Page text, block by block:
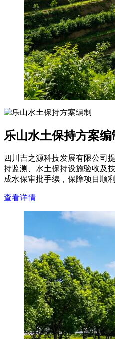
乐山水土保持方案编
四川吉之源科技发展有限公司
持监测、水土保持设施验收及
成水保审批手续，保障项目顺
查看详情